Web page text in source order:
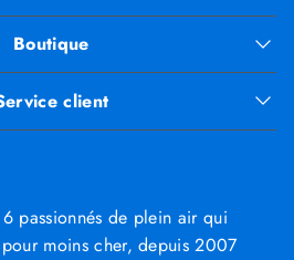
Boutique
client
passionnés de plein air qui
moins cher, depuis 2007